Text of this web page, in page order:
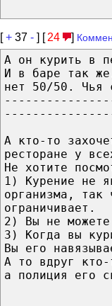
[+ 37 - ] [ 24 ]
А он курить в
И в баре так
нет 50/50. Чья
А кто-то
ресторане у
Не хотите
1) Курение не
организма, так
ограничивает.
2) Вы не можете
3) Когда вы
Вы его
А то вдруг кто-
а полиция его